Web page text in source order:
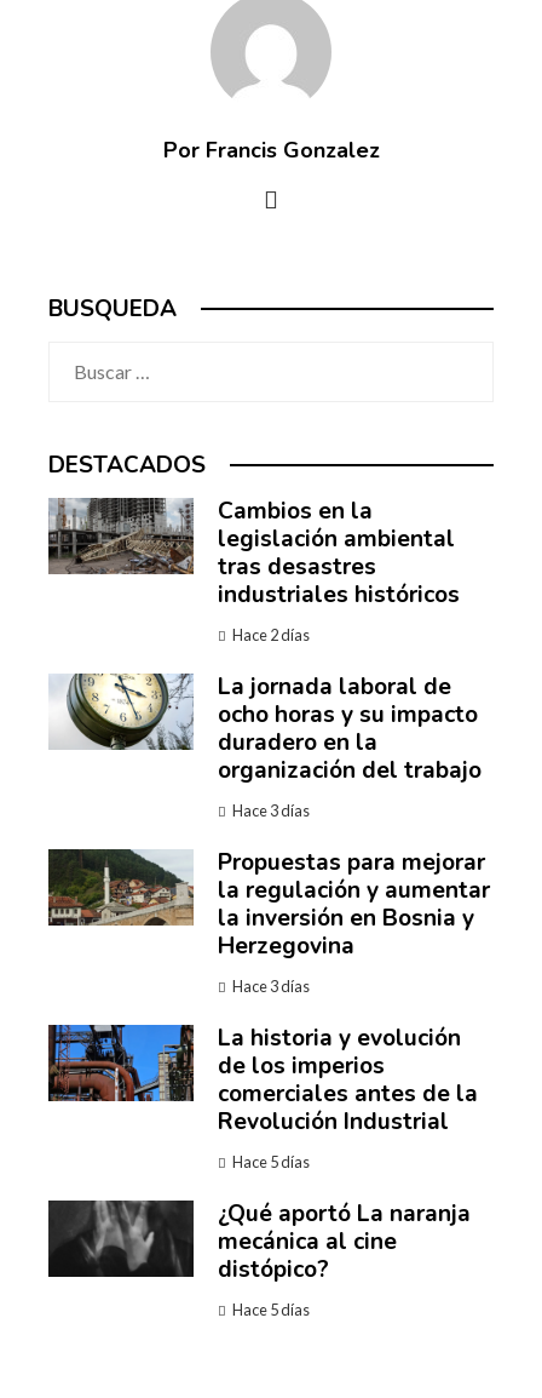
Por Francis Gonzalez
BUSQUEDA
DESTACADOS
Cambios en la
legislación ambiental
tras desastres
industriales históricos
Hace 2 días
La jornada laboral de
ocho horas y su impacto
duradero en la
organización del trabajo
Hace 3 días
Propuestas para mejorar
la regulación y aumentar
la inversión en Bosnia y
Herzegovina
Hace 3 días
La historia y evolución
de los imperios
comerciales antes de la
Revolución Industrial
Hace 5 días
¿Qué aportó La naranja
mecánica al cine
distópico?
Hace 5 días